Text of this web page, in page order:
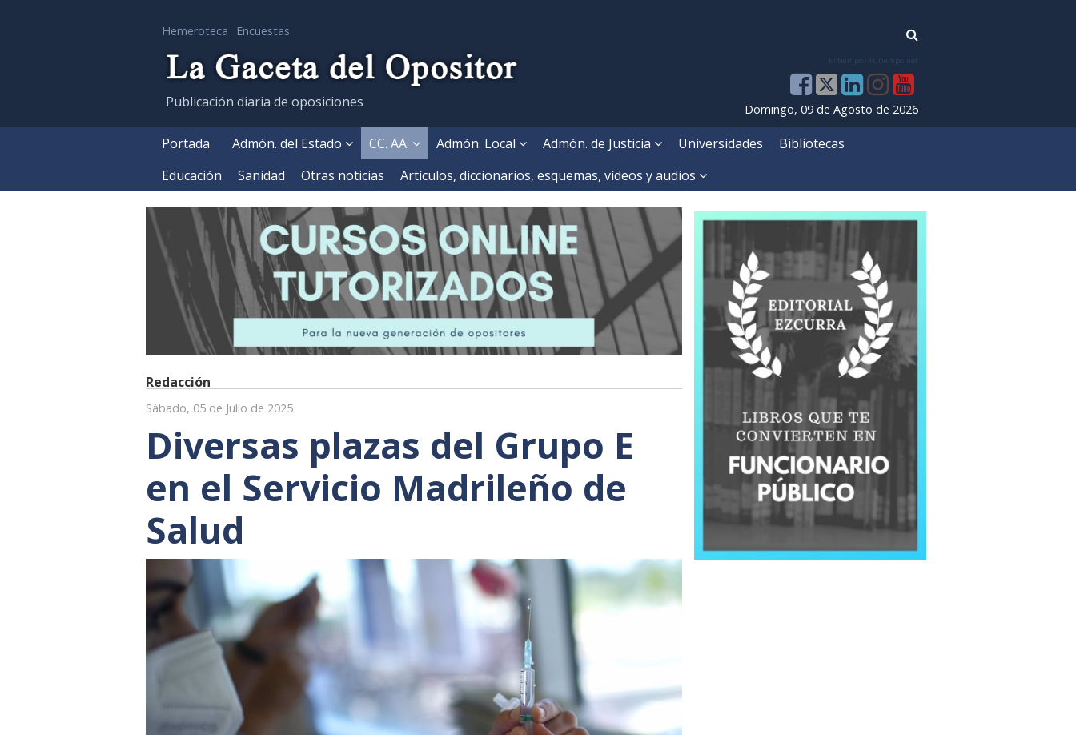
Hemeroteca Encuestas
Publicación diaria de oposiciones
El tiempo - Tutiempo.net
Domingo, 09 de Agosto de 2026
Portada Admón. del Estado CC. AA. Admón. Local Admón. de Justicia Universidades
Bibliotecas
Educación
Sanidad Otras noticias Artículos, diccionarios, esquemas, vídeos y audios
Redacción
Sábado, 05 de Julio de 2025
Diversas plazas del Grupo E
en el Servicio Madrileño de
Salud